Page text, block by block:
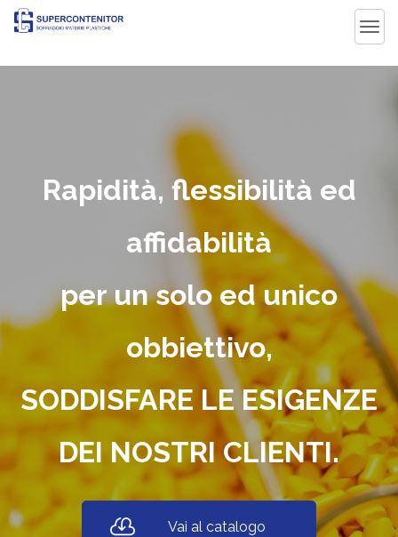
Rapidità, flessibilità ed
affidabilità
per un solo ed unico
obbiettivo,
SODDISFARE LE ESIGENZE
DEI NOSTRI CLIENTI.
Vai al catalogo